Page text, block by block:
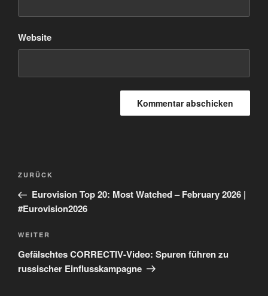
Website
Beitragsnavigation
Vorheriger
Beitrag
ZURÜCK
Eurovision Top 20: Most Watched – February 2026 |
#Eurovision2026
Nächster
Beitrag
WEITER
Gefälschtes CORRECTIV-Video: Spuren führen zu
russischer Einflusskampagne